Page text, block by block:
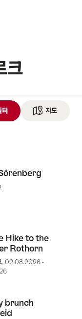
크
터 지도
Hike to the
Rothorn
, 02.08.2026 -
brunch